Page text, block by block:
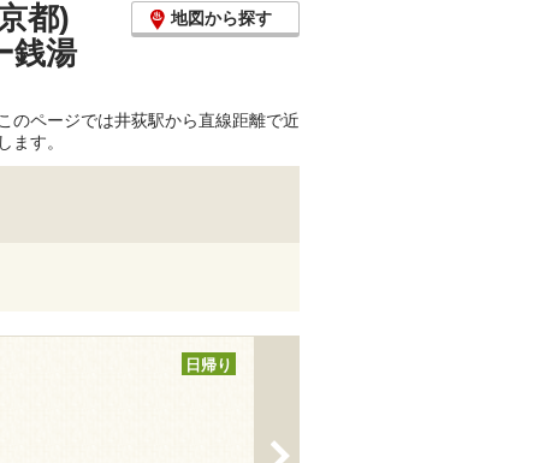
都)
銭湯
地図から探す
のページでは井荻駅から直線距離で近
ます。
日帰り